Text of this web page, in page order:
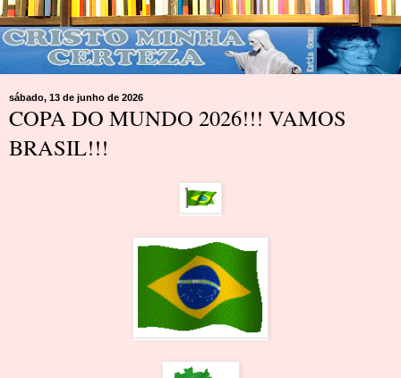
sábado, 13 de junho de 2026
COPA DO MUNDO 2026!!! VAMOS
BRASIL!!!